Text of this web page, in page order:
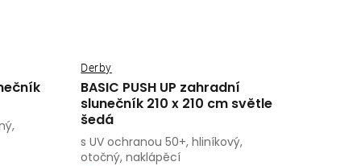
BASIC PUSH UP zahradní
slunečník 210 x 210 cm světle
šedá
Derby
s UV ochranou 50+, hliníkový,
otočný, naklápěcí